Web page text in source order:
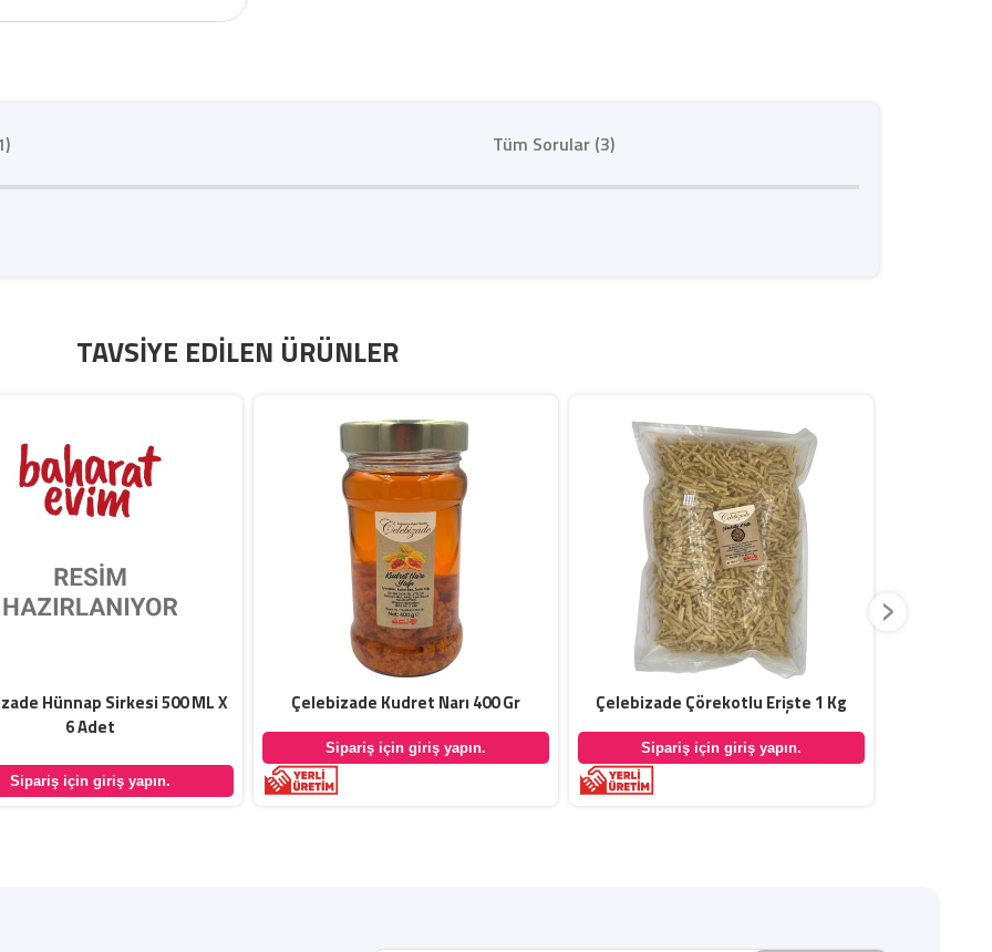
Tüm Sorular (3)
TAVSIYE EDILEN ÜRÜNLER
Hünnap Sirkesi 500 ML X
6 Adet
Sipariş için giriş yapın.
Çelebizade Kudret Narı 400 Gr
Sipariş için giriş yapın.
Çelebizade Çörekotlu Erişte 1 Kg
Sipariş için giriş yapın.
›